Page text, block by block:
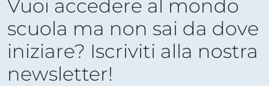
Vuoi accedere al mondo
scuola ma non sai da dove
iniziare? Iscriviti alla nostra
newsletter!